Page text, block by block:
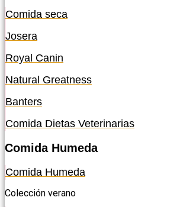
Comida seca
Josera
Royal Canin
Natural Greatness
Banters
Comida Dietas Veterinarias
Comida Humeda
Comida Humeda
Colección verano